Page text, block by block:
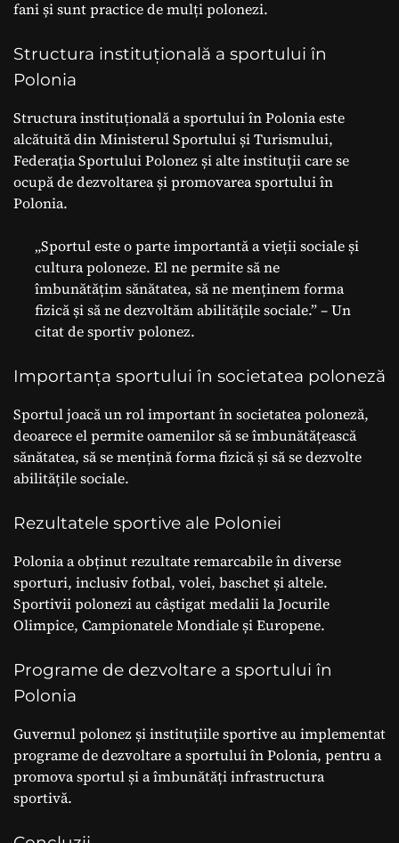
fani și sunt practice de mulți polonezi.
Structura instituțională a sportului în
Polonia
Structura instituțională a sportului în Polonia este
alcătuită din Ministerul Sportului și Turismului,
Federația Sportului Polonez și alte instituții care se
ocupă de dezvoltarea și promovarea sportului în
Polonia.
„Sportul este o parte importantă a vieții sociale și
cultura poloneze. El ne permite să ne
îmbunătățim sănătatea, să ne menținem forma
fizică și să ne dezvoltăm abilitățile sociale.” – Un
citat de sportiv polonez.
Importanța sportului în societatea poloneză
Sportul joacă un rol important în societatea poloneză,
deoarece el permite oamenilor să se îmbunătățească
sănătatea, să se mențină forma fizică și să se dezvolte
abilitățile sociale.
Rezultatele sportive ale Poloniei
Polonia a obținut rezultate remarcabile în diverse
sporturi, inclusiv fotbal, volei, baschet și altele.
Sportivii polonezi au câștigat medalii la Jocurile
Olimpice, Campionatele Mondiale și Europene.
Programe de dezvoltare a sportului în
Polonia
Guvernul polonez și instituțiile sportive au implementat
programe de dezvoltare a sportului în Polonia, pentru a
promova sportul și a îmbunătăți infrastructura
sportivă.